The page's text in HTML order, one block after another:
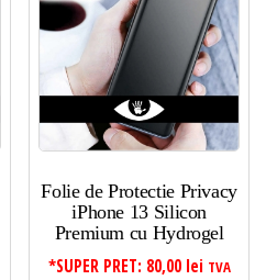
Folie de Protectie Privacy
iPhone 13 Silicon
Premium cu Hydrogel
*SUPER PRET: 80,00 lei TVA